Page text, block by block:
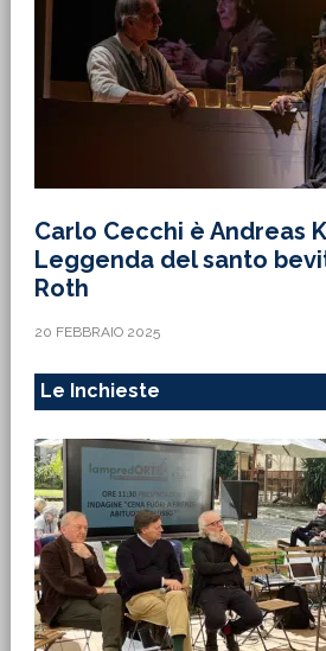
Carlo Cecchi è Andreas
Leggenda del santo
Roth
20 FEBBRAIO 2025
Le Inchieste